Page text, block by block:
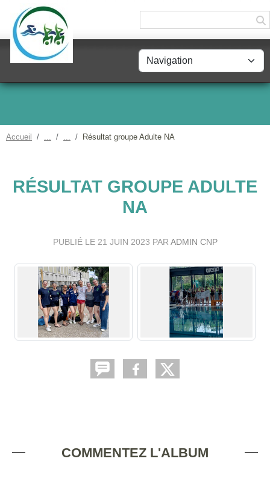
Accueil Résultat groupe Adulte NA
RÉSULTAT GROUPE ADULTE
NA
PUBLIÉ LE 21 JUIN 2023 PAR ADMIN CNP
COMMENTEZ L'ALBUM
Panneau de gestion des cookies